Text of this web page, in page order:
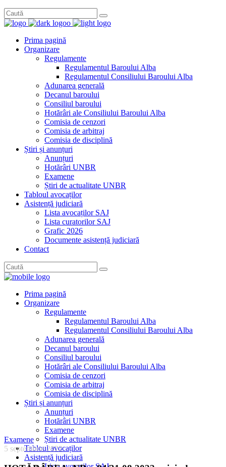
Prima pagină
Organizare
Regulamente
Regulamentul Baroului Alba
Regulamentul Consiliului Baroului Alba
Adunarea generală
Decanul baroului
Consiliul baroului
Hotărâri ale Consiliului Baroului Alba
Comisia de cenzori
Comisia de arbitraj
Comisia de disciplină
Știri și anunțuri
Anunțuri
Hotărâri UNBR
Examene
Știri de actualitate UNBR
Tabloul avocaților
Asistență judiciară
Lista avocaților SAJ
Lista curatorilor SAJ
Grafic 2026
Documente asistență judiciară
Contact
Prima pagină
Organizare
Regulamente
Regulamentul Baroului Alba
Regulamentul Consiliului Baroului Alba
Adunarea generală
Decanul baroului
Consiliul baroului
Hotărâri ale Consiliului Baroului Alba
Comisia de cenzori
Comisia de arbitraj
Comisia de disciplină
Știri și anunțuri
Anunțuri
Hotărâri UNBR
Examene
Știri de actualitate UNBR
Tabloul avocaților
Asistență judiciară
Examene
5 septembrie 2022